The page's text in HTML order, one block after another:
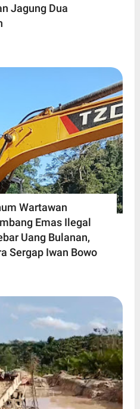
Jagung Dua
Wartawan
Emas Ilegal
Uang Bulanan,
Sergap Iwan Bowo